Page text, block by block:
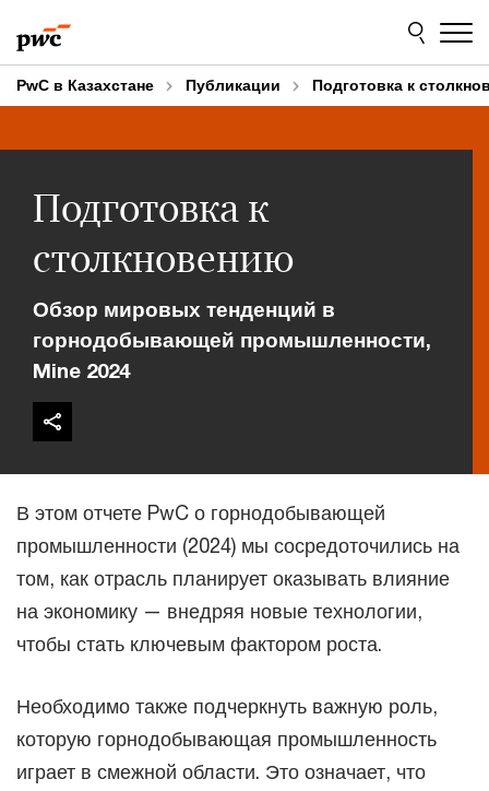
to
content
to
footer
PwC в Казахстане Публикации Подготовка к
Подготовка к
столкновению
Обзор мировых тенденций в
горнодобывающей промышленности,
Mine 2024
В этом отчете PwC о горнодобывающей
промышленности (2024) мы сосредоточились на
том, как отрасль планирует оказывать влияние
на экономику — внедряя новые технологии,
чтобы стать ключевым фактором роста.
Необходимо также подчеркнуть важную роль,
которую горнодобывающая промышленность
играет в смежной области. Это означает, что